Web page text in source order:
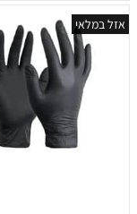
אזל במלאי